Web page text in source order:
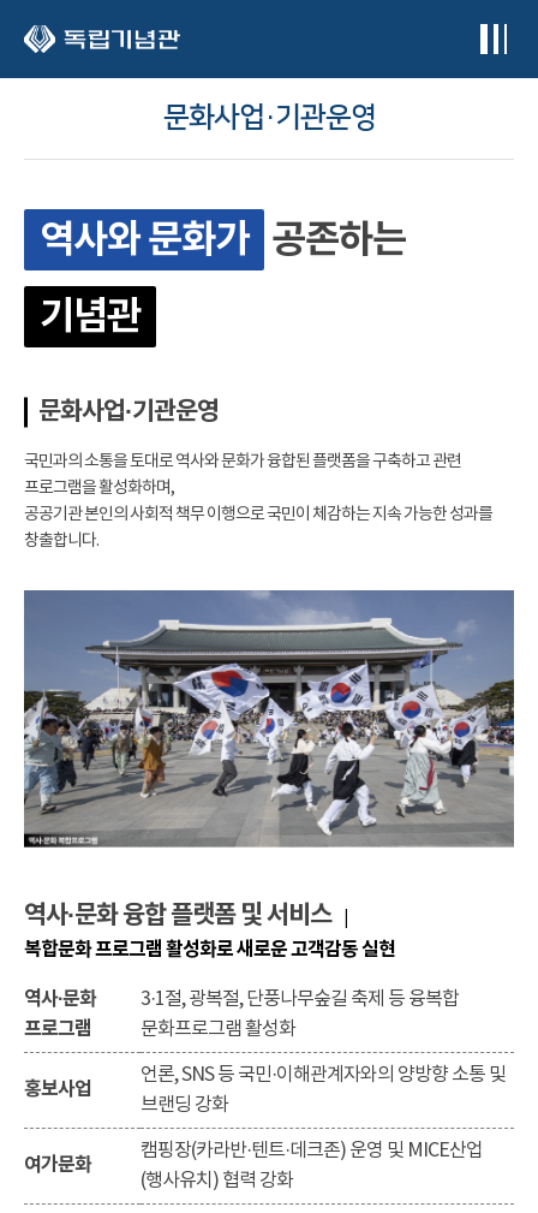
문화사업·기관운영
역사와 문화가 공존하는
기념관
문화사업·기관운영
국민과의 소통을 토대로 역사와 문화가 융합된 플랫폼을 구축하고 관련
프로그램을 활성화하며,
공공기관 본인의 사회적 책무 이행으로 국민이 체감하는 지속 가능한 성과를
창출합니다.
역사·문화 융합 플랫폼 및 서비스
복합문화 프로그램 활성화로 새로운 고객감동 실현
역사·문화
프로그램
3·1절, 광복절, 단풍나무숲길 축제 등 융복합
문화프로그램 활성화
홍보사업
언론, SNS 등 국민·이해관계자와의 양방향 소통 및
브랜딩 강화
여가문화
캠핑장(카라반·텐트·데크존) 운영 및 MICE산업
(행사유치) 협력 강화